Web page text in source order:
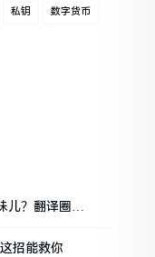
私钥 数字货币
儿？翻译圈老
招能救你